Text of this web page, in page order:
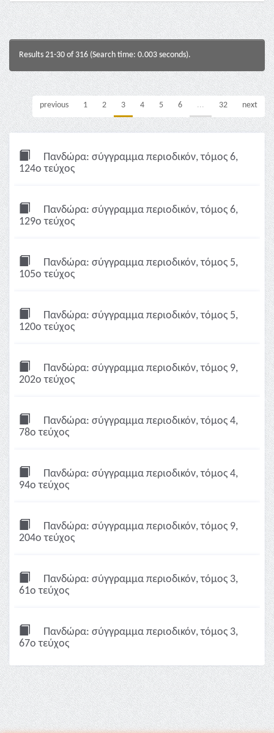
Results 21-30 of 316 (Search time: 0.003 seconds).
previous 1 2 3 4 5 6 ... 32 next
Πανδώρα: σύγγραμμα περιοδικόν, τόμος 6,
124ο τεύχος
Πανδώρα: σύγγραμμα περιοδικόν, τόμος 6,
129ο τεύχος
Πανδώρα: σύγγραμμα περιοδικόν, τόμος 5,
105ο τεύχος
Πανδώρα: σύγγραμμα περιοδικόν, τόμος 5,
120ο τεύχος
Πανδώρα: σύγγραμμα περιοδικόν, τόμος 9,
202ο τεύχος
Πανδώρα: σύγγραμμα περιοδικόν, τόμος 4,
78ο τεύχος
Πανδώρα: σύγγραμμα περιοδικόν, τόμος 4,
94ο τεύχος
Πανδώρα: σύγγραμμα περιοδικόν, τόμος 9,
204ο τεύχος
Πανδώρα: σύγγραμμα περιοδικόν, τόμος 3,
61ο τεύχος
Πανδώρα: σύγγραμμα περιοδικόν, τόμος 3,
67ο τεύχος